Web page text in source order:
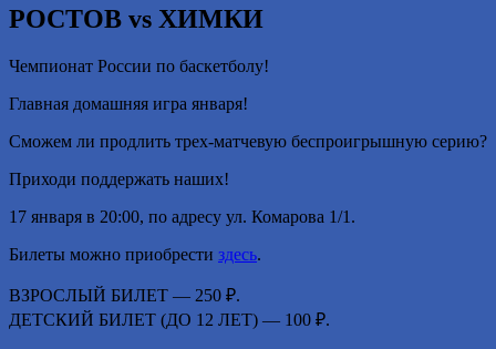
РОСТОВ vs ХИМКИ
Чемпионат России по баскетболу!
Главная домашняя игра января!
Сможем ли продлить трех-матчевую беспроигрышную серию?
Приходи поддержать наших!
17 января в 20:00, по адресу ул. Комарова 1/1.
Билеты можно приобрести здесь.
ВЗРОСЛЫЙ БИЛЕТ — 250 ₽.
ДЕТСКИЙ БИЛЕТ (ДО 12 ЛЕТ) — 100 ₽.